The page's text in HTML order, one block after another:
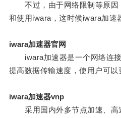
不过，由于网络限制等原因
和使用iwara，这时候iwara加速
iwara加速器官网
iwara加速器是一个网络连接
提高数据传输速度，使用户可以
iwara加速器vnp
采用国内外多节点加速、高